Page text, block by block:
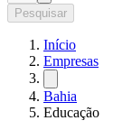
Pesquisar
Início
Empresas
Bahia
Educação